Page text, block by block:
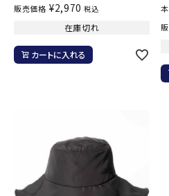
販売価格 ¥2,970 税込
在庫切れ
カートに入れる